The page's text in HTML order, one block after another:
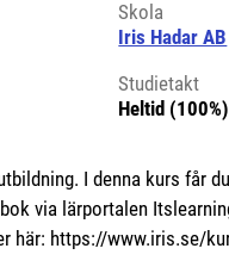
Skola
Iris Hadar AB
Studietakt
Heltid (100%)
I denna kurs får
via lärportalen
här: https://www.iris.se/